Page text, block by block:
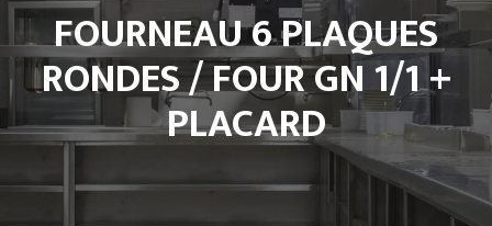
FOURNEAU 6 PLAQUES
RONDES / FOUR GN 1/1 +
PLACARD